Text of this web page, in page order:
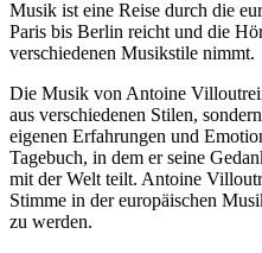
Musik ist eine Reise durch die
Paris bis Berlin reicht und die
verschiedenen Musikstile nimmt.
Die Musik von Antoine
aus verschiedenen Stilen,
eigenen Erfahrungen und
Tagebuch, in dem er seine
mit der Welt teilt. Antoine
Stimme in der europäischen
zu werden.